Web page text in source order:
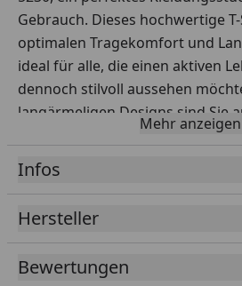
Gebrauch. Dieses hochwertige
optimalen Tragekomfort und
ideal für alle, die einen aktiven
dennoch stilvoll aussehen
langärmeligen Designs sind Sie
Tagen bestens geschützt.
Das Jobman Langarm-T-Shirt
Bewegungsfreiheit ermöglicht.
Kleidungsstück haben werden.
angenehm auf der Haut an und
Mehr anzeigen
Infos
Hersteller
Bewertungen